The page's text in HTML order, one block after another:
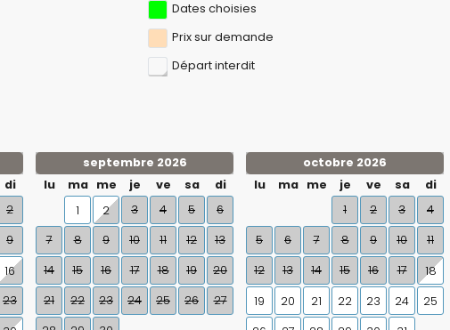
Dates choisies
Prix ​​sur demande
Départ interdit
di
2
9
16
23
septembre 2026
lu
ma me je ve sa
di
1
2 3 4 5
6
7
8 9 10 11 12
13
14
15 16 17 18 19
20
21
22 23 24 25 26
27
octobre 2026
lu
ma me je ve sa
di
1
2 3
4
5
6 7 8 9 10
11
12
13 14 15 16 17
18
19
20 21 22 23 24
25